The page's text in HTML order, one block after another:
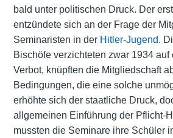
bald unter politischen Druck. Der
entzündete sich an der Frage der
Seminaristen in der Hitler-Jugend.
Bischöfe verzichteten zwar 1934 auf
Verbot, knüpften die Mitgliedschaft
Bedingungen, die eine solche
erhöhte sich der staatliche Druck,
allgemeinen Einführung der Pflicht-
mussten die Seminare ihre Schüler